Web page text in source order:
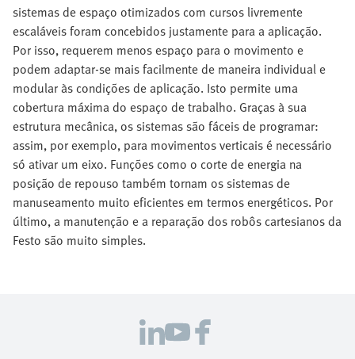
sistemas de espaço otimizados com cursos livremente
escaláveis foram concebidos justamente para a aplicação.
Por isso, requerem menos espaço para o movimento e
podem adaptar-se mais facilmente de maneira individual e
modular às condições de aplicação. Isto permite uma
cobertura máxima do espaço de trabalho. Graças à sua
estrutura mecânica, os sistemas são fáceis de programar:
assim, por exemplo, para movimentos verticais é necessário
só ativar um eixo. Funções como o corte de energia na
posição de repouso também tornam os sistemas de
manuseamento muito eficientes em termos energéticos. Por
último, a manutenção e a reparação dos robôs cartesianos da
Festo são muito simples.